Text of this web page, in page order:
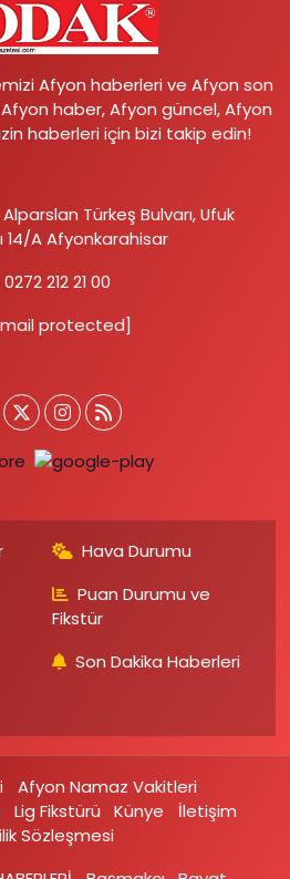
Afyon haberleri ve Afyon son
haber, Afyon güncel, Afyon
haberleri için bizi takip edin!
Türkeş Bulvarı, Ufuk
14/A Afyonkarahisar
0272 212 21 00
protected]
Hava Durumu
Puan Durumu ve
Fikstür
Son Dakika Haberleri
Afyon Namaz Vakitleri
Lig Fikstürü Künye
İletişim
Sözleşmesi